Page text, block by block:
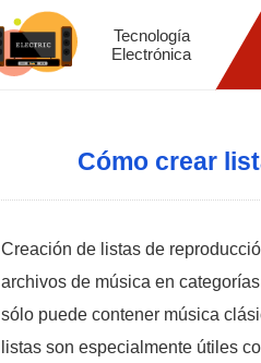
Tecnología
Electrónica
Cómo crear
Creación de listas de
archivos de música en
sólo puede contener música
listas son especialmente útiles